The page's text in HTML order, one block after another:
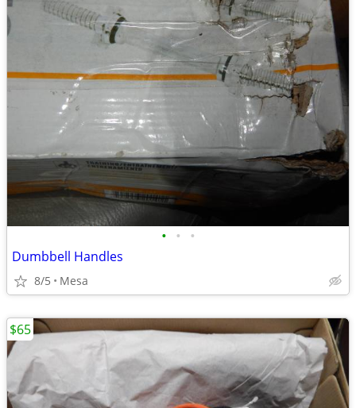
• • •
Dumbbell Handles
8/5 Mesa
$65